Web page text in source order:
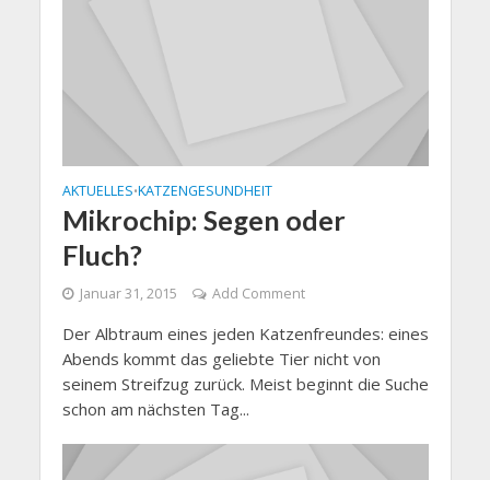
AKTUELLES•KATZENGESUNDHEIT
Mikrochip: Segen oder
Fluch?
Januar 31, 2015 Add Comment
Der Albtraum eines jeden Katzenfreundes: eines
Abends kommt das geliebte Tier nicht von
seinem Streifzug zurück. Meist beginnt die Suche
schon am nächsten Tag...